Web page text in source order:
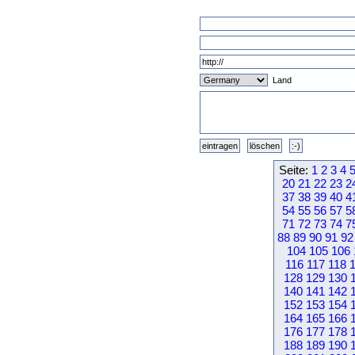
Land
Seite: 1 2 3 4 5
20 21 22 23
37 38 39 40
54 55 56 57
71 72 73 74
88 89 90 91 92
104 105 106
116 117 118
128 129 130
140 141 142
152 153 154
164 165 166
176 177 178
188 189 190